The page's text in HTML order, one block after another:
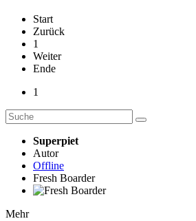
Start
Zurück
1
Weiter
Ende
1
Superpiet
Autor
Offline
Fresh Boarder
Mehr